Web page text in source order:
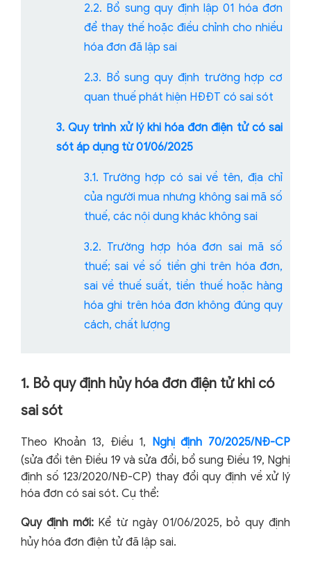
2.2. Bổ sung quy định lập 01 hóa đơn
để thay thế hoặc điều chỉnh cho nhiều
hóa đơn đã lập sai
2.3. Bổ sung quy định trường hợp cơ
quan thuế phát hiện HĐĐT có sai sót
3. Quy trình xử lý khi hóa đơn điện tử có sai
sót áp dụng từ 01/06/2025
3.1. Trường hợp có sai về tên, địa chỉ
của người mua nhưng không sai mã số
thuế, các nội dung khác không sai
3.2. Trường hợp hóa đơn sai mã số
thuế; sai về số tiền ghi trên hóa đơn,
sai về thuế suất, tiền thuế hoặc hàng
hóa ghi trên hóa đơn không đúng quy
cách, chất lượng
1. Bỏ quy định hủy hóa đơn điện tử khi có
sai sót
Theo Khoản 13, Điều 1, Nghị định 70/2025/NĐ-CP
(sửa đổi tên Điều 19 và sửa đổi, bổ sung Điều 19, Nghị
định số 123/2020/NĐ-CP) thay đổi quy định về xử lý
hóa đơn có sai sót. Cụ thể:
Quy định mới:Kể từ ngày 01/06/2025, bỏ quy định
hủy hóa đơn điện tử đã lập sai.